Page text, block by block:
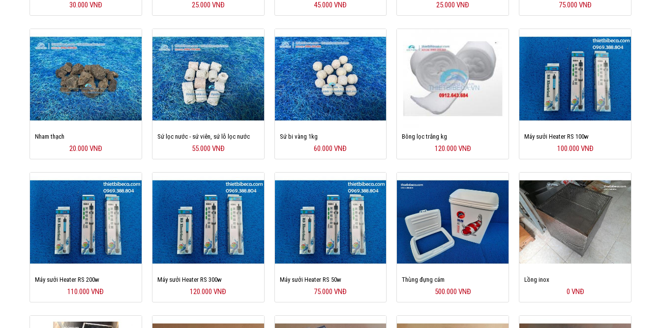
30.000 VNĐ 25.000 VNĐ 45.000 VNĐ 25.000 VNĐ 75.000 VNĐ
Nham thạch
20.000 VNĐ
Sứ lọc nước - sứ viên, sứ lỗ lọc nước
55.000 VNĐ
Sứ bi vàng 1kg
60.000 VNĐ
Bông lọc trắng kg
120.000 VNĐ
Máy sưởi Heater RS 100w
100.000 VNĐ
Máy sưởi Heater RS 200w
110.000 VNĐ
Máy sưởi Heater RS 300w
120.000 VNĐ
Máy sưởi Heater RS 50w
75.000 VNĐ
Thùng đựng cám
500.000 VNĐ
Lồng inox
0 VNĐ